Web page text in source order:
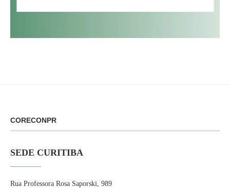
CORECONPR
SEDE CURITIBA
Rua Professora Rosa Saporski, 989